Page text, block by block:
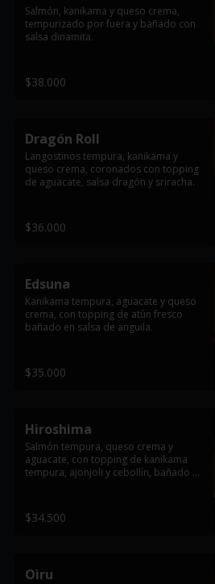
Salmón, kanikama y queso crema,
tempurizado por fuera y bañado con
salsa dinamita.
$38.000
Dragón Roll
Langostinos tempura, kanikama y
queso crema, coronados con topping
de aguacate, salsa dragón y sriracha.
$36.000
Edsuna
Kanikama tempura, aguacate y queso
crema, con topping de atún fresco
bañado en salsa de anguila.
$35.000
Hiroshima
Salmón tempura, queso crema y
aguacate, con topping de kanikama
tempura, ajonjoli y cebollín, bañado en
$34.500
Oiru